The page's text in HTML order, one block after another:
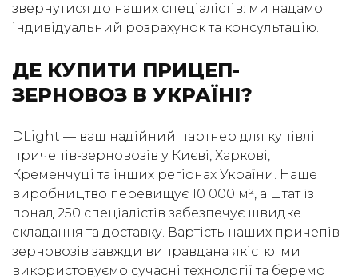
звернутися до наших спеціалістів: ми надамо
індивідуальний розрахунок та консультацію.
ДЕ КУПИТИ ПРИЦЕП-
ЗЕРНОВОЗ В УКРАЇНІ?
DLight — ваш надійний партнер для купівлі
причепів-зерновозів у Києві, Харкові,
Кременчуці та інших регіонах України. Наше
виробництво перевищує 10 000 м², а штат із
понад 250 спеціалістів забезпечує швидке
складання та доставку. Вартість наших причепів-
зерновозів завжди виправдана якістю: ми
використовуємо сучасні технології та беремо